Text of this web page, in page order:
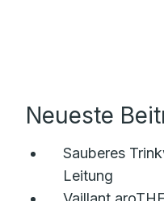
Neueste
Sauberes
Leitung